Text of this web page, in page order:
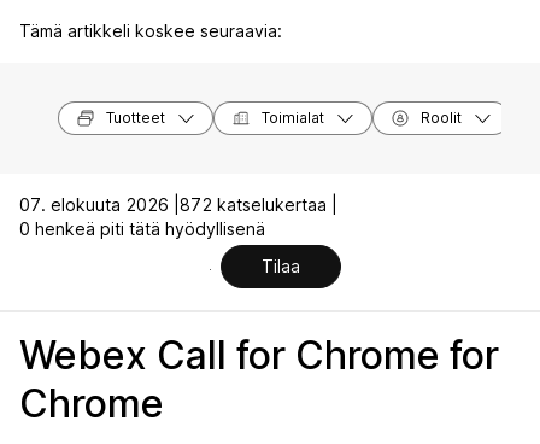
Tämä artikkeli koskee seuraavia:
Tuotteet Toimialat Roolit
07. elokuuta 2026 | 872 katselukertaa |
0 henkeä piti tätä hyödyllisenä
Tilaa
Webex Call for Chrome for
Chrome